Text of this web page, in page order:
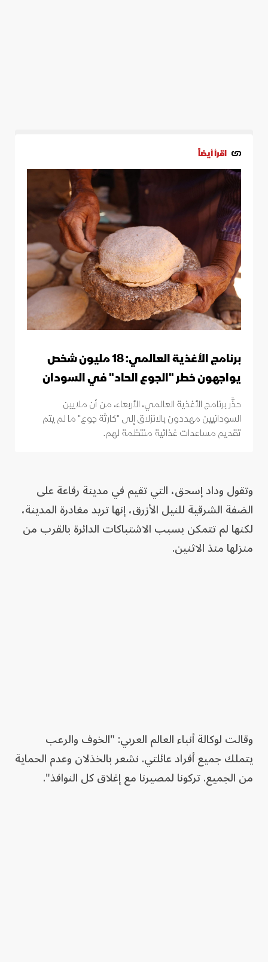
اقرأ أيضاً
برنامج الأغذية العالمي: 18 مليون شخص
يواجهون خطر "الجوع الحاد" في السودان
حذَّر برنامج الأغذية العالمي، الأربعاء، من أن ملايين
السودانيين مهددون بالانزلاق إلى "كارثة جوع" ما لم يتم
تقديم مساعدات غذائية منتظمة لهم.
وتقول وداد إسحق، التي تقيم في مدينة رفاعة على
الضفة الشرقية للنيل الأزرق، إنها تريد مغادرة المدينة،
لكنها لم تتمكن بسبب الاشتباكات الدائرة بالقرب من
منزلها منذ الاثنين.
وقالت لوكالة أنباء العالم العربي: "الخوف والرعب
يتملك جميع أفراد عائلتي. نشعر بالخذلان وعدم الحماية
من الجميع. تركونا لمصيرنا مع إغلاق كل النوافذ".